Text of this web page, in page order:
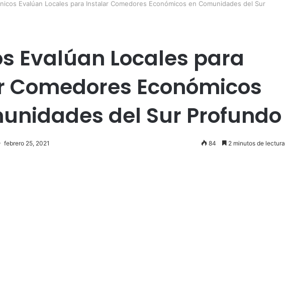
Evalúan Locales para Instalar Comedores Económicos en Comunidades del Sur
Evalúan Locales para
Comedores Económicos
del Sur Profundo
febrero 25, 2021 84 2 minutos de lectura